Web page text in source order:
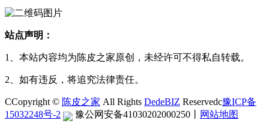
站点声明：
1、本站内容均为陈皮之家原创，未经许可不得私自转载。
2、如有违反，将追究法律责任。
CCopyright © 陈皮之家 All Rights DedeBIZ Reservedc豫ICP备
15032248号-2
豫公网安备41030202000250 网站地图